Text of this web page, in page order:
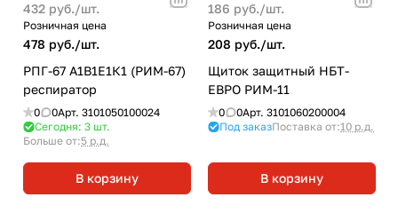
432 руб./шт.
Розничная цена
478 руб./шт.
РПГ-67 А1В1Е1К1 (РИМ-67)
респиратор
0 0Арт. 3101050100024
Сегодня: 3 шт.
Больше от:5 р.д.
В корзину
186 руб./шт.
Розничная цена
208 руб./шт.
Щиток защитный НБТ-
ЕВРО РИМ-11
0 0Арт. 3101060200004
Под заказПоставка от:10 р.д.
В корзину